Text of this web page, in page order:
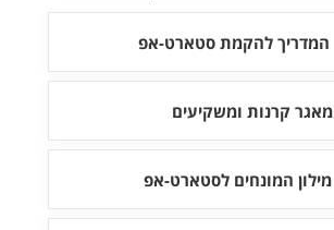
המדריך להקמת סטארט-אפ
מאגר קרנות ומשקיעים
מילון המונחים לסטארט-אפ